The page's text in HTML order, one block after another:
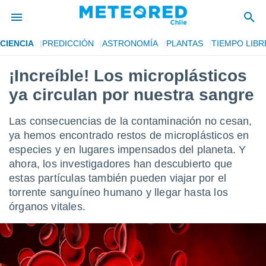
de
por
para
la
calidad.
a este
las
y
forma
digital
basada
CIENCIA PREDICCIÓN ASTRONOMÍA PLANTAS TIEMPO
¡Increíble! Los microplásticos
ya circulan por nuestra sangre
Las consecuencias de la contaminación no cesan,
ya hemos encontrado restos de microplásticos en
especies y en lugares impensados del planeta. Y
ahora, los investigadores han descubierto que
estas partículas también pueden viajar por el
torrente sanguíneo humano y llegar hasta los
órganos vitales.